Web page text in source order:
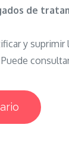
de
y suprimir
Puede